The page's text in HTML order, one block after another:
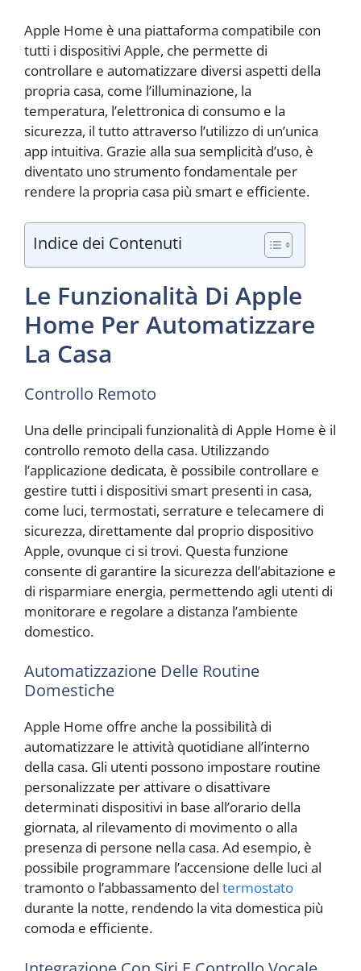
Apple Home è una piattaforma compatibile con
tutti i dispositivi Apple, che permette di
controllare e automatizzare diversi aspetti della
propria casa, come l’illuminazione, la
temperatura, l’elettronica di consumo e la
sicurezza, il tutto attraverso l’utilizzo di un’unica
app intuitiva. Grazie alla sua semplicità d’uso, è
diventato uno strumento fondamentale per
rendere la propria casa più smart e efficiente.
Indice dei Contenuti
Le Funzionalità Di Apple
Home Per Automatizzare
La Casa
Controllo Remoto
Una delle principali funzionalità di Apple Home è il
controllo remoto della casa. Utilizzando
l’applicazione dedicata, è possibile controllare e
gestire tutti i dispositivi smart presenti in casa,
come luci, termostati, serrature e telecamere di
sicurezza, direttamente dal proprio dispositivo
Apple, ovunque ci si trovi. Questa funzione
consente di garantire la sicurezza dell’abitazione e
di risparmiare energia, permettendo agli utenti di
monitorare e regolare a distanza l’ambiente
domestico.
Automatizzazione Delle Routine
Domestiche
Apple Home offre anche la possibilità di
automatizzare le attività quotidiane all’interno
della casa. Gli utenti possono impostare routine
personalizzate per attivare o disattivare
determinati dispositivi in base all’orario della
giornata, al rilevamento di movimento o alla
presenza di persone nella casa. Ad esempio, è
possibile programmare l’accensione delle luci al
tramonto o l’abbassamento del termostato
durante la notte, rendendo la vita domestica più
comoda e efficiente.